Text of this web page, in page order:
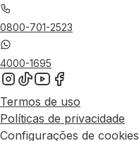
0800-701-2523
4000-1695
Termos de uso
Políticas de privacidade
Configurações de cookies